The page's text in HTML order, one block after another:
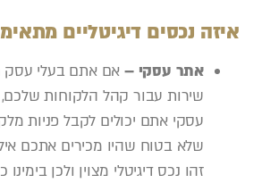
איזה נכסים דיגיטליים
אתר עסקי – אם אתם בעלי עסק
שירות עבור קהל הלקוחות
עסקי אתם יכולים לקבל פניות
שלא בטוח שהיו מכירים אתכם
זהו נכס דיגיטלי מצוין ולכן